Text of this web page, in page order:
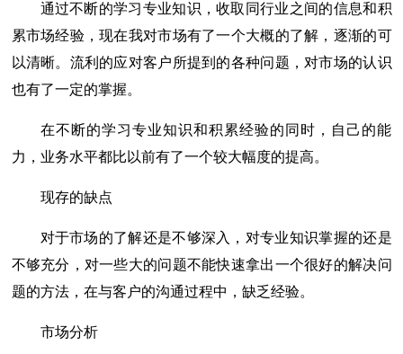
通过不断的学习专业知识，收取同行业之间的信息和积
累市场经验，现在我对市场有了一个大概的了解，逐渐的可
以清晰。流利的应对客户所提到的各种问题，对市场的认识
也有了一定的掌握。
在不断的学习专业知识和积累经验的同时，自己的能
力，业务水平都比以前有了一个较大幅度的提高。
现存的缺点
对于市场的了解还是不够深入，对专业知识掌握的还是
不够充分，对一些大的问题不能快速拿出一个很好的解决问
题的方法，在与客户的沟通过程中，缺乏经验。
市场分析